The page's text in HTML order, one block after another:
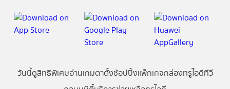
วันนี้ดูสิทธิพิเศษอ่านเกมตาตั้งช้อปปิ้งแพ็กเกจกล่องทรูไอดีทีวี